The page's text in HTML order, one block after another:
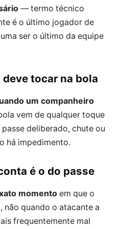
— termo técnico
é o último jogador de
ser o último da equipe
tocar na bola
um companheiro
vem de qualquer toque
deliberado, chute ou
há impedimento.
é o do passe
momento em que o
não quando o atacante a
frequentemente mal